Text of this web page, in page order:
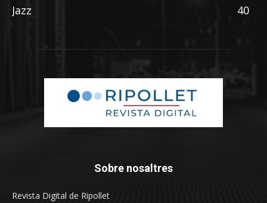
Jazz
40
Sobre nosaltres
Revista Digital de Ripollet